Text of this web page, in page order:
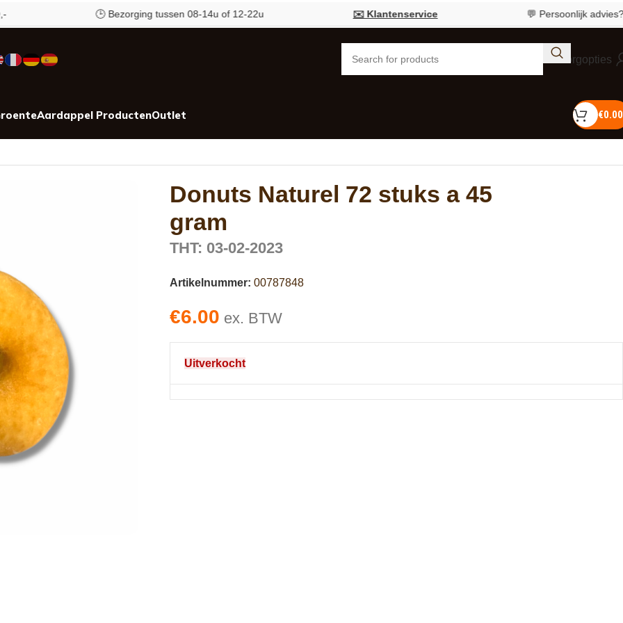
🕒 Bezorging tussen 08-14u of 12-22u ✉️ Klantenservice 💬 Persoonlijk advies?Bel
Bezorgopties
Aardappel ProductenOutlet €0.00
Donuts Naturel 72 stuks a 45
gram
THT: 03-02-2023
Artikelnummer: 00787848
€6.00 ex. BTW
Uitverkocht